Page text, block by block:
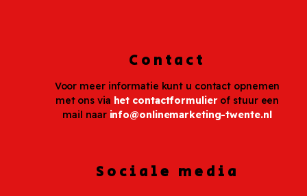
Contact
Voor meer informatie kunt u contact opnemen
met ons via het contactformulierof stuur een
mail naar info@onlinemarketing-twente.nl
Sociale media